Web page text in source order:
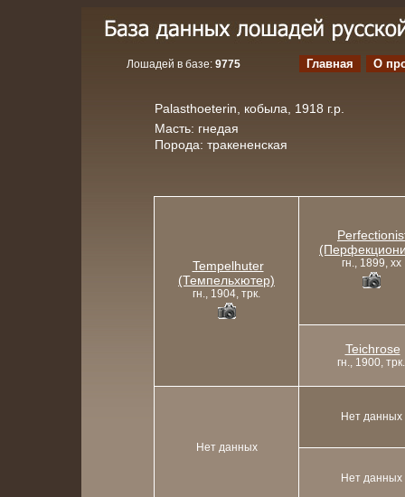
Лошадей в базе: 9775 Главная О
Palasthoeterin, кобыла, 1918 г.р.
Масть: гнедая
Порода: тракененская
Tempelhuter
(Темпельхютер)
гн., 1904, трк.
гн., 1899, xx
Teichrose
гн., 1900, трк.
Нет данных
Нет данных
Нет данных